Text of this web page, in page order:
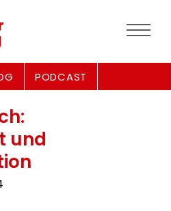
PODCAST
und